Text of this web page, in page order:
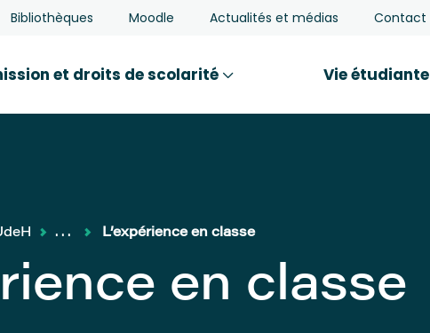
Bibliothèques Moodle Actualités et médias Contact
et droits de scolarité Vie étudiante
en classe
... L’expérience en classe